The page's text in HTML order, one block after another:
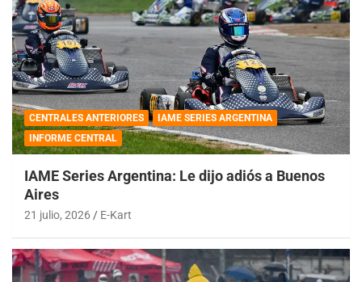
CENTRALES ANTERIORES
IAME SERIES ARGENTINA
INFORME CENTRAL
IAME Series Argentina: Le dijo adiós a Buenos
Aires
21 julio, 2026 E-Kart